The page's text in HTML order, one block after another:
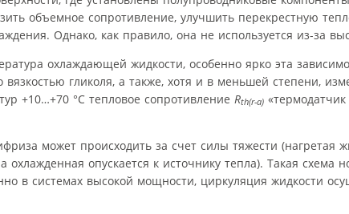
объемное сопротивление, улучшить перекрестную
Однако, как правило, она не используется из-за
охлаждающей жидкости, особенно ярко эта
вязкостью гликоля, а также, хотя и в меньшей степени,
+10…+70 °С тепловое сопротивление Rth(r-a)
может происходить за счет силы тяжести (нагретая
опускается к источнику тепла). Такая схема
в системах высокой мощности, циркуляция жидкости